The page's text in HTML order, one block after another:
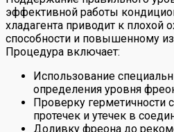
эффективной работы
хладагента приводит к
способности и повышенному
Процедура включает:
Использование
определения уровня
Проверку герметичности
протечек и утечек в
Доливку фреона до